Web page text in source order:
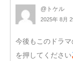
@トケル
2025年 8月
今後もこのドラ
を押してください